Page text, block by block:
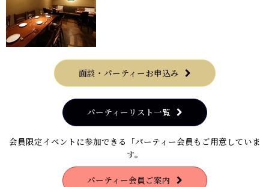
面談・パーティーお申込み
パーティーリスト一覧
会員限定イベントに参加できる「パーティー会員もご用意していま
す。
パーティー会員ご案内